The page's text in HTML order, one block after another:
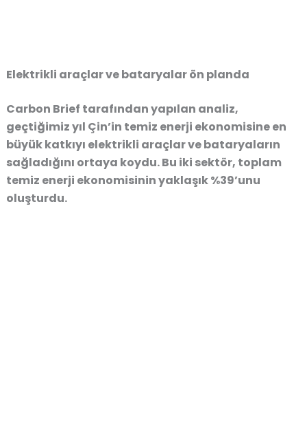
Elektrikli araçlar ve bataryalar ön planda
Carbon Brief tarafından yapılan analiz,
geçtiğimiz yıl Çin’in temiz enerji ekonomisine en
büyük katkıyı elektrikli araçlar ve bataryaların
sağladığını ortaya koydu.Bu iki sektör, toplam
temiz enerji ekonomisinin yaklaşık %39’unu
oluşturdu.